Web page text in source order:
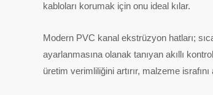
kabloları korumak için onu ideal kılar.
Modern PVC kanal ekstrüzyon hatları;
ayarlanmasına olanak tanıyan akıllı
üretim verimliliğini artırır, malzeme